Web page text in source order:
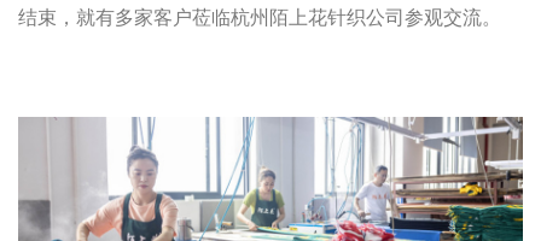
结束，就有多家客户莅临杭州陌上花针织公司参观交流。